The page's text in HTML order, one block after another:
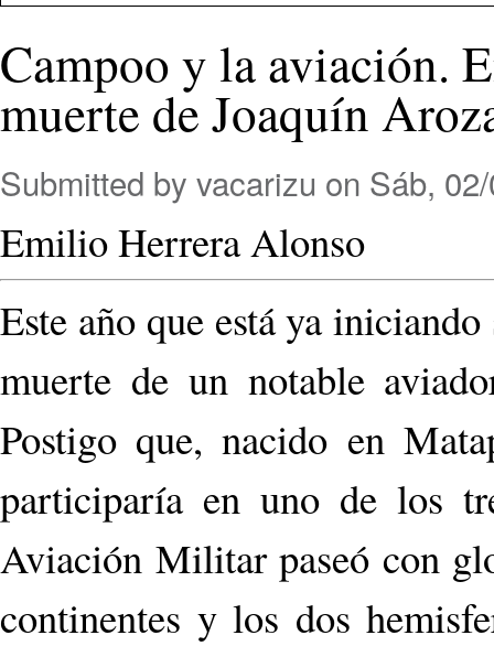
Campoo y la aviación.
muerte de Joaquín
Submitted by vacarizu on Sáb,
Emilio Herrera Alonso
Este año que está ya
muerte de un notable
Postigo que, nacido en
participaría en uno de los
Aviación Militar paseó con
continentes y los dos